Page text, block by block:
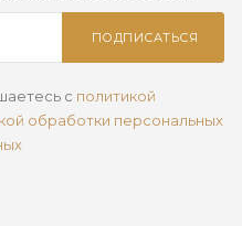
ПОДПИСАТЬСЯ
с политикой
обработки персональных